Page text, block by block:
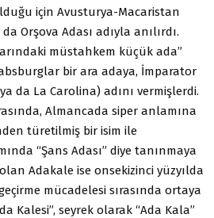
için Avusturya-Macaristan
Orşova Adası adıyla anılırdı.
müstahkem küçük ada”
bir ara adaya, İmparator
da La Carolina) adını vermişlerdi.
Almancada siper anlamına
türetilmiş bir isim ile
“Şans Adası” diye tanınmaya
Adakale ise onsekizinci yüzyılda
mücadelesi sırasında ortaya
Kalesi”, seyrek olarak “Ada Kala”